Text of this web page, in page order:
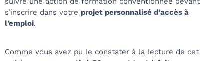
s’inscrire dans votre projet personnalisé d’accès à
l’emploi.
Comme vous avez pu le constater à la lecture de cet